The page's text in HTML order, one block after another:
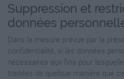
Suppression et
données
Dans la mesure prévue par la
confidentialité, si les données
nécessaires aux fins pour
traitées de quelque manière que